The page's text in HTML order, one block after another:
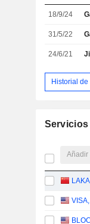
18/9/24
31/5/22
24/6/21
Historial
Añadir
VISA,